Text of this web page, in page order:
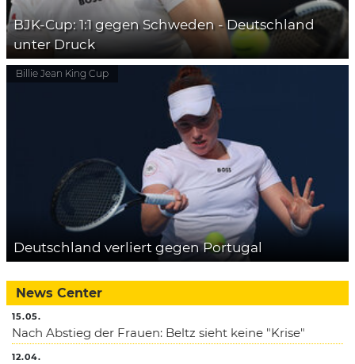
BJK-Cup: 1:1 gegen Schweden - Deutschland
unter Druck
Billie Jean King Cup
Deutschland verliert gegen Portugal
News Center
15.05.
Nach Abstieg der Frauen: Beltz sieht keine "Krise"
12.04.